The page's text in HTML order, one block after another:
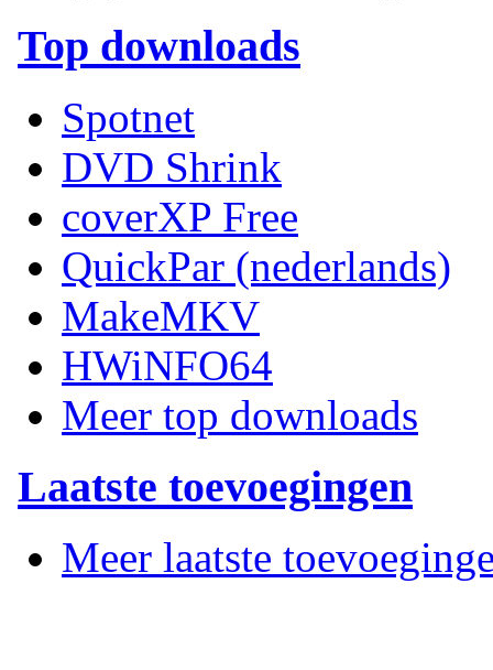
Top downloads
Spotnet
DVD Shrink
coverXP Free
QuickPar (nederlands)
MakeMKV
HWiNFO64
Meer top downloads
Laatste toevoegingen
Meer laatste